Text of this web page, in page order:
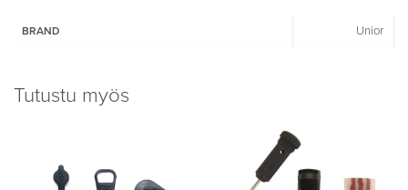
BRAND Unior
Tutustu myös